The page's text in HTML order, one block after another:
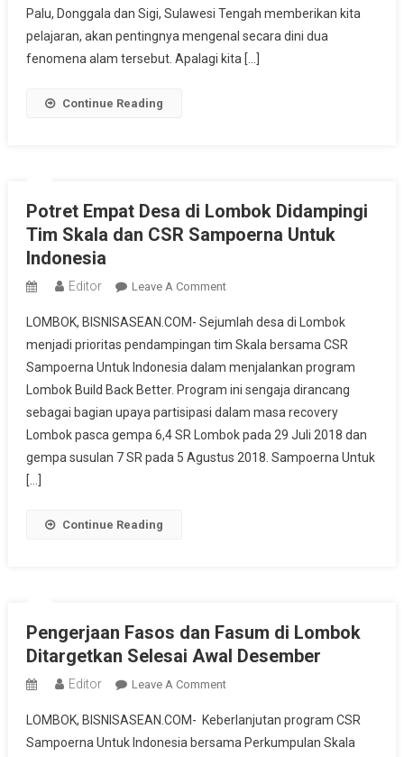
Bencana
Saat
Menghadapi
Palu, Donggala dan Sigi, Sulawesi Tengah memberikan kita
pelajaran, akan pentingnya mengenal secara dini dua
fenomena alam tersebut. Apalagi kita […]
Continue Reading
Potret Empat Desa di Lombok Didampingi
Tim Skala dan CSR Sampoerna Untuk
Indonesia
Editor Leave A CommentOn
Empat
Desa
Di
Lombok
Didampingi
Tim
Skala
LOMBOK, BISNISASEAN.COM- Sejumlah desa di Lombok
menjadi prioritas pendampingan tim Skala bersama CSR
Sampoerna Untuk Indonesia dalam menjalankan program
Lombok Build Back Better. Program ini sengaja dirancang
sebagai bagian upaya partisipasi dalam masa recovery
Lombok pasca gempa 6,4 SR Lombok pada 29 Juli 2018 dan
gempa susulan 7 SR pada 5 Agustus 2018. Sampoerna Untuk
[…]
Continue Reading
Pengerjaan Fasos dan Fasum di Lombok
Ditargetkan Selesai Awal Desember
Editor Leave A CommentOn
Fasos
Dan
LOMBOK, BISNISASEAN.COM- Keberlanjutan program CSR
Sampoerna Untuk Indonesia bersama Perkumpulan Skala